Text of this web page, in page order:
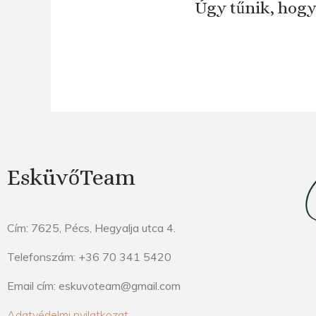
Úgy tűnik,
EsküvőTeam
Cím: 7625, Pécs, Hegyalja utca 4.
Telefonszám: +36 70 341 5420
Email cím: eskuvoteam@gmail.com